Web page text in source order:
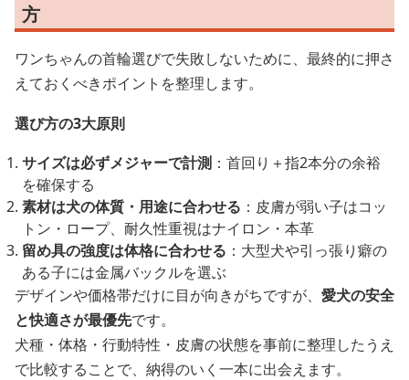
方
ワンちゃんの首輪選びで失敗しないために、最終的に押さ
えておくべきポイントを整理します。
選び方の3大原則
サイズは必ずメジャーで計測 ：首回り＋指2本分の余裕
を確保する
素材は犬の体質・用途に合わせる ：皮膚が弱い子はコッ
トン・ロープ、耐久性重視はナイロン・本革
留め具の強度は体格に合わせる ：大型犬や引っ張り癖の
ある子には金属バックルを選ぶ
デザインや価格帯だけに目が向きがちですが、 愛犬の安全
と快適さが最優先です。
犬種・体格・行動特性・皮膚の状態を事前に整理したうえ
で比較することで、納得のいく一本に出会えます。